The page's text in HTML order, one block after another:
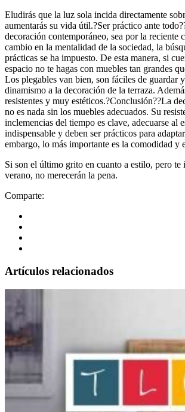
Eludirás que la luz sola incida directamente
aumentarás su vida útil.?Ser práctico ante
decoración contemporáneo, sea por la reciente
cambio en la mentalidad de la sociedad, la
prácticas se ha impuesto. De esta manera, si
espacio no te hagas con muebles tan grandes
Los plegables van bien, son fáciles de guardar
dinamismo a la decoración de la terraza.
resistentes y muy estéticos.?Conclusión??La
no es nada sin los muebles adecuados. Su
inclemencias del tiempo es clave, adecuarse al
indispensable y deben ser prácticos para
embargo, lo más importante es la comodidad y
Si son el último grito en cuanto a estilo, pero te
verano, no merecerán la pena.
Comparte:
Artículos relacionados